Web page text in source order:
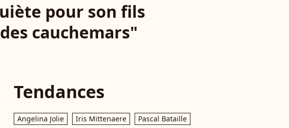
pour son fils
cauchemars"
Tendances
Angelina Jolie Iris Mittenaere
Pascal Bataille